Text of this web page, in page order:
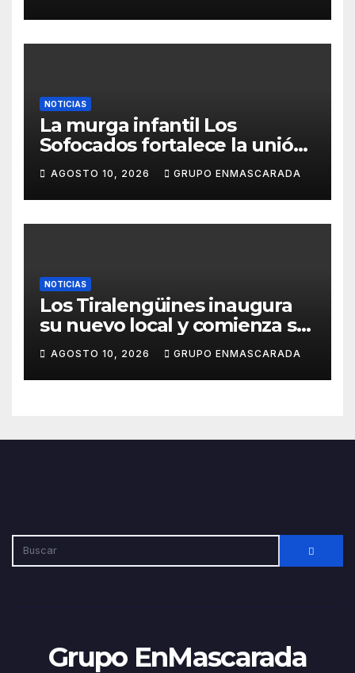
NOTICIAS
La murga infantil Los
Sofocados fortalece la unión
del grupo con una jornada de
convivencia en la playa de
Antequera
AGOSTO 10, 2026 GRUPO ENMASCARADA
NOTICIAS
Los Tiralengüines inaugura
su nuevo local y comienza su
camino hacia el Carnaval
2027
AGOSTO 10, 2026 GRUPO ENMASCARADA
Grupo EnMascarada